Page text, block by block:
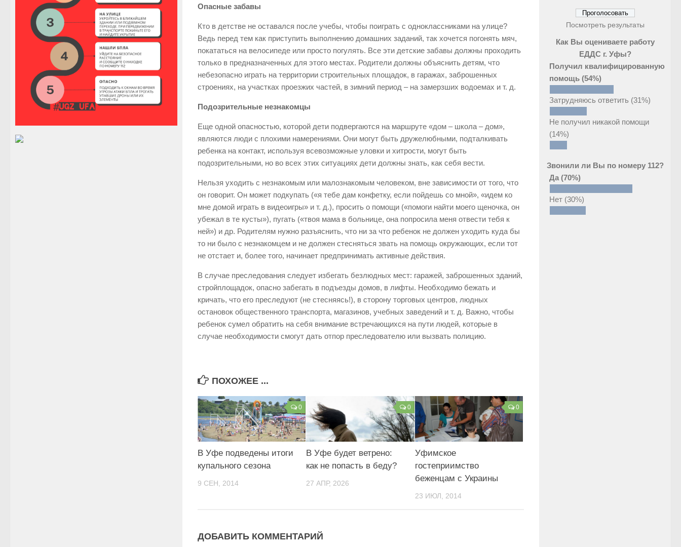
Опасные забавы
Кто в детстве не оставался после учебы, чтобы поиграть с одноклассниками на улице?
Ведь перед тем как приступить выполнению домашних заданий, так хочется погонять мяч,
покататься на велосипеде или просто погулять. Все эти детские забавы должны проходить
только в предназначенных для этого местах. Родители должны объяснить детям, что
небезопасно играть на территории строительных площадок, в гаражах, заброшенных
строениях, на участках проезжих частей, в зимний период – на замерзших водоемах и т. д.
Подозрительные незнакомцы
Еще одной опасностью, которой дети подвергаются на маршруте «дом – школа – дом»,
являются люди с плохими намерениями. Они могут быть дружелюбными, подталкивать
ребенка на контакт, используя всевозможные уловки и хитрости, могут быть
подозрительными, но во всех этих ситуациях дети должны знать, как себя вести.
Нельзя уходить с незнакомым или малознакомым человеком, вне зависимости от того, что
он говорит. Он может подкупать («я тебе дам конфетку, если пойдешь со мной», «идем ко
мне домой играть в видеоигры» и т. д.), просить о помощи («помоги найти моего щеночка, он
убежал в те кусты»), пугать («твоя мама в больнице, она попросила меня отвести тебя к
ней») и др. Родителям нужно разъяснить, что ни за что ребенок не должен уходить куда бы
то ни было с незнакомцем и не должен стесняться звать на помощь окружающих, если тот
не отстает и, более того, начинает предпринимать активные действия.
В случае преследования следует избегать безлюдных мест: гаражей, заброшенных зданий,
стройплощадок, опасно забегать в подъезды домов, в лифты. Необходимо бежать и
кричать, что его преследуют (не стесняясь!), в сторону торговых центров, людных
остановок общественного транспорта, магазинов, учебных заведений и т. д. Важно, чтобы
ребенок сумел обратить на себя внимание встречающихся на пути людей, которые в
случае необходимости смогут дать отпор преследователю или вызвать полицию.
ПОХОЖЕЕ ...
0
В Уфе подведены итоги
купального сезона
9 СЕН, 2014
0
В Уфе будет ветрено:
как не попасть в беду?
27 АПР, 2026
0
Уфимское
гостеприимство
беженцам с Украины
23 ИЮЛ, 2014
ДОБАВИТЬ КОММЕНТАРИЙ
Посмотреть результаты
Как Вы оцениваете работу
ЕДДС г. Уфы?
Получил квалифицированную
помощь (54%)
Затрудняюсь ответить (31%)
Не получил никакой помощи
(14%)
Звонили ли Вы по номеру 112?
Да (70%)
Нет (30%)